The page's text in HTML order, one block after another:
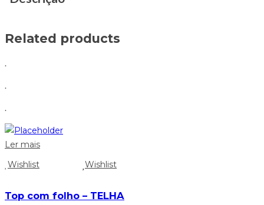
Related products
.
.
.
Ler mais
Wishlist
Wishlist
Top com folho – TELHA